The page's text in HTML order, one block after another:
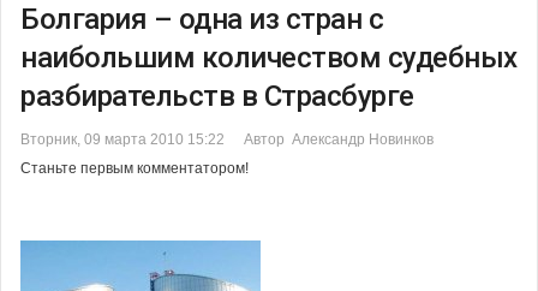
Болгария – одна из стран с
наибольшим количеством судебных
разбирательств в Страсбурге
Вторник, 09 марта 2010 15:22
Автор Александр Новинков
Станьте первым комментатором!